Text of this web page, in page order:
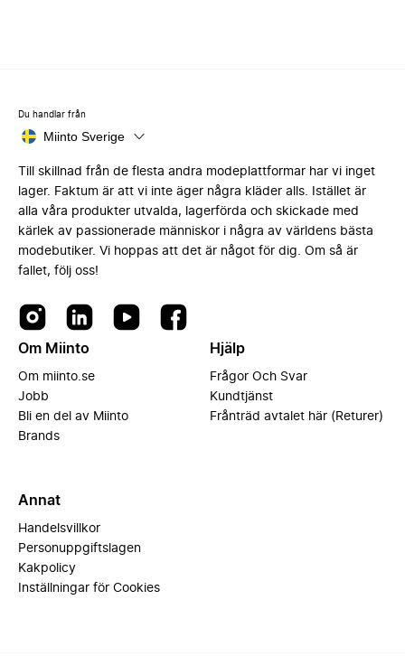
Du handlar från
Miinto Sverige
Till skillnad från de flesta andra modeplattformar har vi inget
lager. Faktum är att vi inte äger några kläder alls. Istället är
alla våra produkter utvalda, lagerförda och skickade med
kärlek av passionerade människor i några av världens bästa
modebutiker. Vi hoppas att det är något för dig. Om så är
fallet, följ oss!
Om Miinto
Om miinto.se
Jobb
Bli en del av Miinto
Brands
Hjälp
Frågor Och Svar
Kundtjänst
Frånträd avtalet här (Returer)
Annat
Handelsvillkor
Personuppgiftslagen
Kakpolicy
Inställningar för Cookies